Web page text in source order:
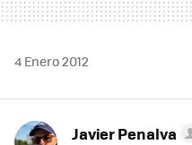
4 Enero 2012
Javier Penalva